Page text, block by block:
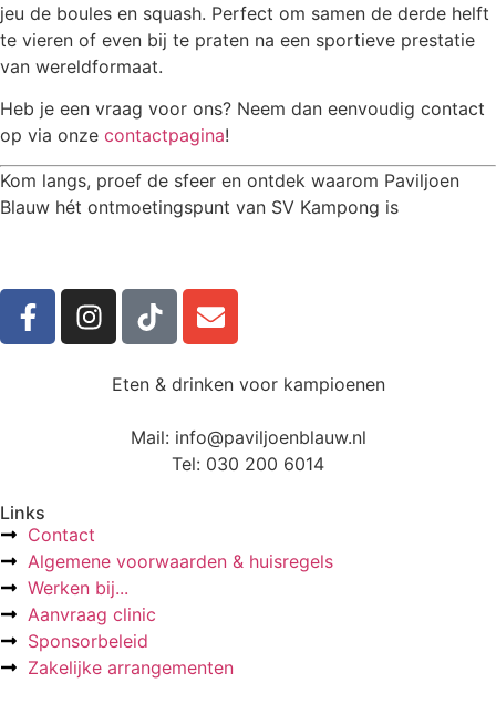
jeu de boules en squash. Perfect om samen de derde helft
te vieren of even bij te praten na een sportieve prestatie
van wereldformaat.
Heb je een vraag voor ons? Neem dan eenvoudig contact
op via onze contactpagina!
Kom langs, proef de sfeer en ontdek waarom Paviljoen
Blauw hét ontmoetingspunt van SV Kampong is
Eten & drinken voor kampioenen
Mail: info@paviljoenblauw.nl
Tel: 030 200 6014
Links
Contact
Algemene voorwaarden & huisregels
Werken bij...
Aanvraag clinic
Sponsorbeleid
Zakelijke arrangementen